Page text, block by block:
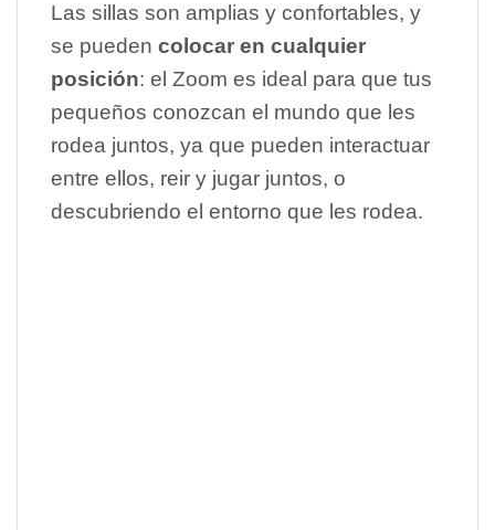
Las sillas son amplias y confortables, y
se pueden colocar en cualquier
posición: el Zoom es ideal para que tus
pequeños conozcan el mundo que les
rodea juntos, ya que pueden interactuar
entre ellos, reir y jugar juntos, o
descubriendo el entorno que les rodea.